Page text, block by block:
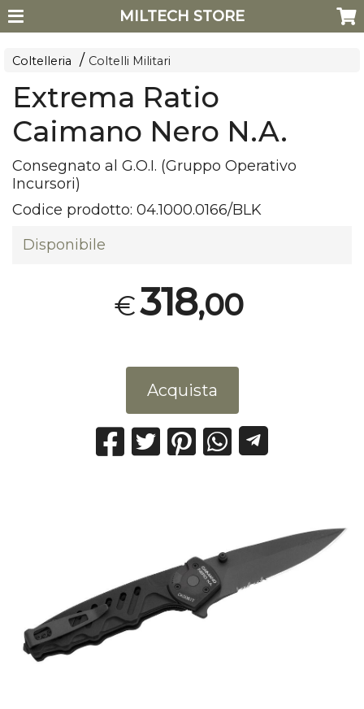
MILTECH STORE
Coltelleria Coltelli Militari
Extrema Ratio
Caimano Nero N.A.
Consegnato al G.O.I. (Gruppo Operativo
Incursori)
Codice prodotto:04.1000.0166/BLK
Disponibile
€318,00
Acquista